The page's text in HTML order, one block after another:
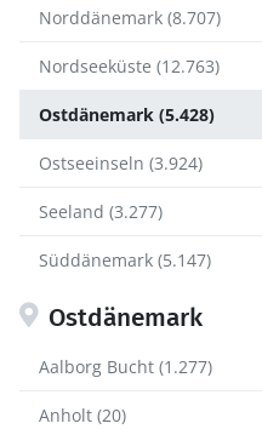
Norddänemark (8.707)
Nordseeküste (12.763)
Ostdänemark (5.428)
Ostseeinseln (3.924)
Seeland (3.277)
Süddänemark (5.147)
Ostdänemark
Aalborg Bucht (1.277)
Anholt (20)